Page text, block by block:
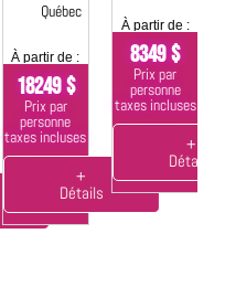
Québec
À partir de :
18249 $
Prix par
personne
taxes incluses
Détails
À partir de :
8349 $
Prix par
personne
taxes incluses
Détails